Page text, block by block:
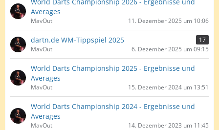
Averages
MavOut 11. Dezember 2025 um 10:06
dartn.de WM-Tippspiel 2025
17
MavOut
6. Dezember 2025 um 09:15
World Darts Championship 2025 - Ergebnisse und
Averages
MavOut 15. Dezember 2024 um 13:51
World Darts Championship 2024 - Ergebnisse und
Averages
MavOut 14. Dezember 2023 um 11:45